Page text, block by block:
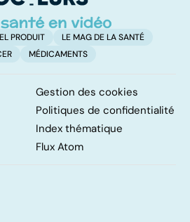
PRODUIT
LE MAG DE LA SANTÉ
MÉDICAMENTS
Gestion des cookies
Politiques de confidentialité
Index thématique
Flux Atom